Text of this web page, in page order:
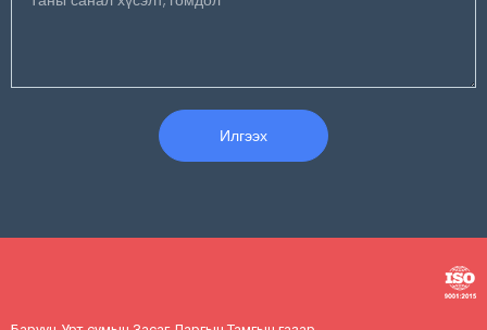
Илгээх